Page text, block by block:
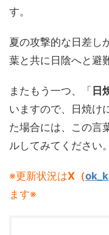
す。
夏の攻撃的な日差し
葉と共に日陰へと避
またもう一つ、「 日
いますので、日焼け
た場合には、この言
ルしてみてください。
※更新状況はX（
ます※